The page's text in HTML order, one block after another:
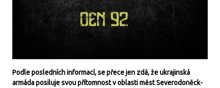
Podle posledních informací, se přece jen zdá, že ukrajinská
armáda posiluje svou přítomnost v oblasti měst Severodoněck-